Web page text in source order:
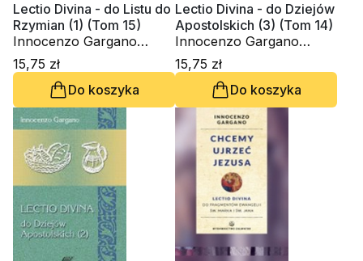
Lectio Divina - do Listu do
Rzymian (1) (Tom 15)
Innocenzo Gargano
OSBCam.
15,75 zł
Do koszyka
Lectio Divina - do Dziejów
Apostolskich (3) (Tom 14)
Innocenzo Gargano
OSBCam.
15,75 zł
Do koszyka